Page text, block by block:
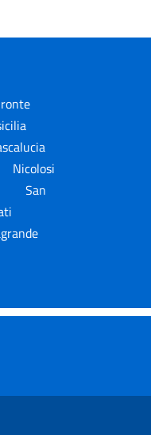
Nicolosi
San